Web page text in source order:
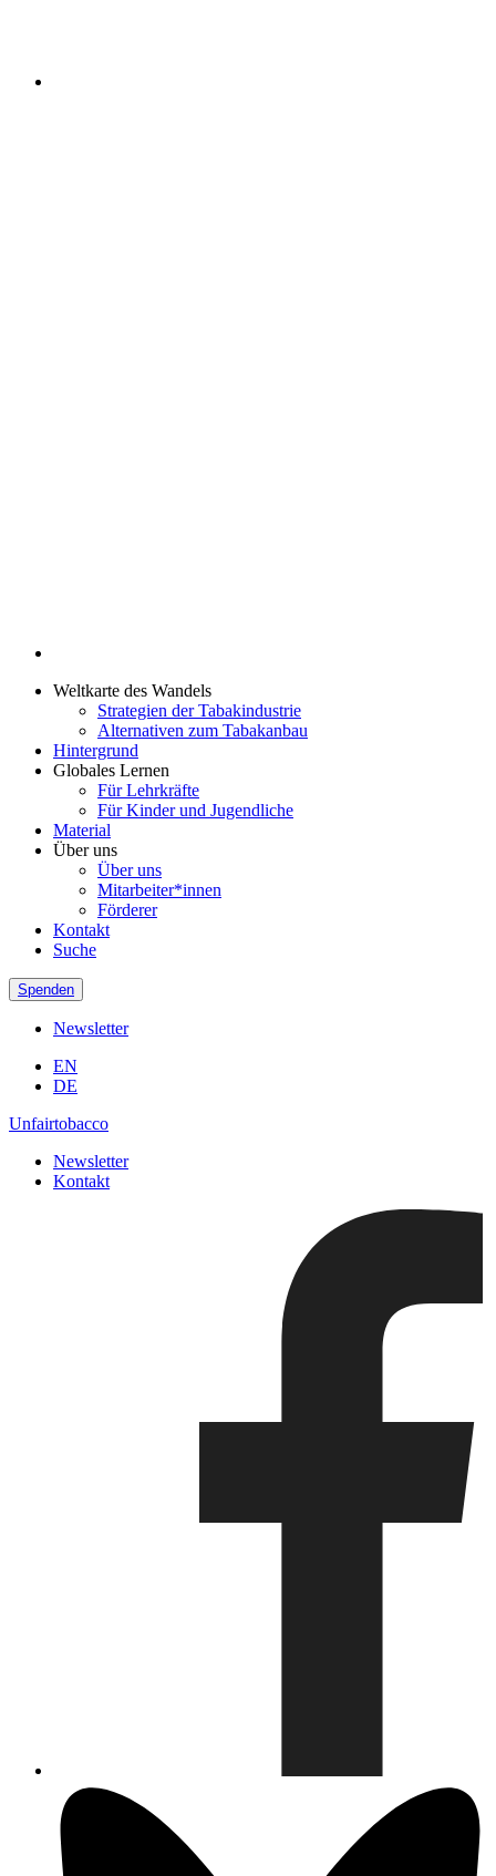
Weltkarte des Wandels
Strategien der Tabakindustrie
Alternativen zum Tabakanbau
Hintergrund
Globales Lernen
Für Lehrkräfte
Für Kinder und Jugendliche
Material
Über uns
Über uns
Mitarbeiter*innen
Förderer
Kontakt
Suche
Spenden
Newsletter
EN
DE
Unfairtobacco
Newsletter
Kontakt